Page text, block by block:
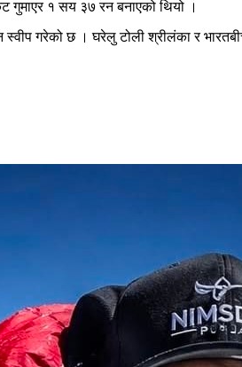
गुमाएर १ सय ३७ रन बनाएको थियो ।
स्वीप गरेको छ । घरेलु टोली श्रीलंका र